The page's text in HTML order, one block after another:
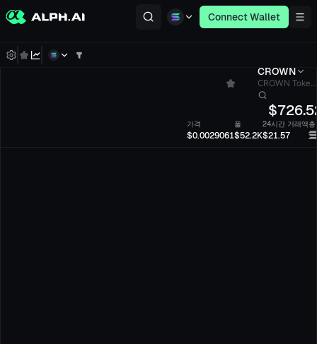
Connect Wallet
CROWN
CROWN Toke...
$
가격
$0.0029061
풀
$52.2K
24시간 거래액
$21.57